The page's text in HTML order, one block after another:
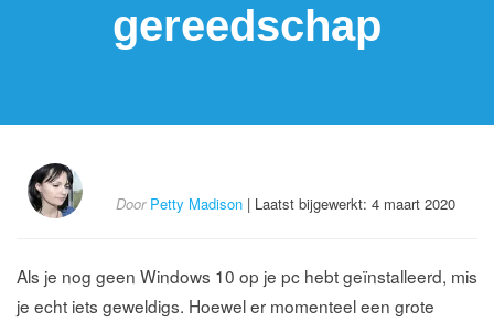
gereedschap
Door Petty Madison | Laatst bijgewerkt: 4 maart 2020
Als je nog geen Windows 10 op je pc hebt geïnstalleerd, mis
je echt iets geweldigs. Hoewel er momenteel een grote